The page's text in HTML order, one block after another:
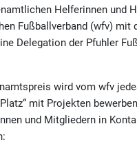
Helferinnen und
Fußballverband (wfv) mit
Delegation der Pfuhler
wird vom wfv
mit Projekten
und Mitgliedern in